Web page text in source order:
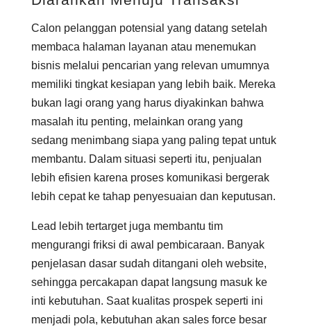
Calon pelanggan potensial yang datang setelah
membaca halaman layanan atau menemukan
bisnis melalui pencarian yang relevan umumnya
memiliki tingkat kesiapan yang lebih baik. Mereka
bukan lagi orang yang harus diyakinkan bahwa
masalah itu penting, melainkan orang yang
sedang menimbang siapa yang paling tepat untuk
membantu. Dalam situasi seperti itu, penjualan
lebih efisien karena proses komunikasi bergerak
lebih cepat ke tahap penyesuaian dan keputusan.
Lead lebih tertarget juga membantu tim
mengurangi friksi di awal pembicaraan. Banyak
penjelasan dasar sudah ditangani oleh website,
sehingga percakapan dapat langsung masuk ke
inti kebutuhan. Saat kualitas prospek seperti ini
menjadi pola, kebutuhan akan sales force besar